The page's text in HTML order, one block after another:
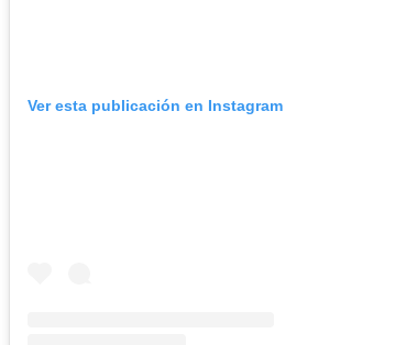
Ver esta publicación en Instagram